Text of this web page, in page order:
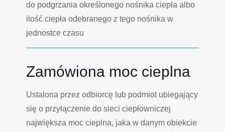
do podgrzania określonego nośnika ciepła albo
ilość ciepła odebranego z tego nośnika w
jednostce czasu
Zamówiona moc cieplna
Ustalona przez odbiorcę lub podmiot ubiegający
się o przyłączenie do sieci ciepłowniczej
największa moc cieplna, jaka w danym obiekcie